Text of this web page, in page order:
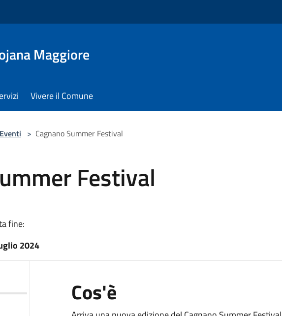
Maggiore
Vivere il Comune
Eventi > Cagnano Summer Festival
Festival
fine:
2024
Cos'è